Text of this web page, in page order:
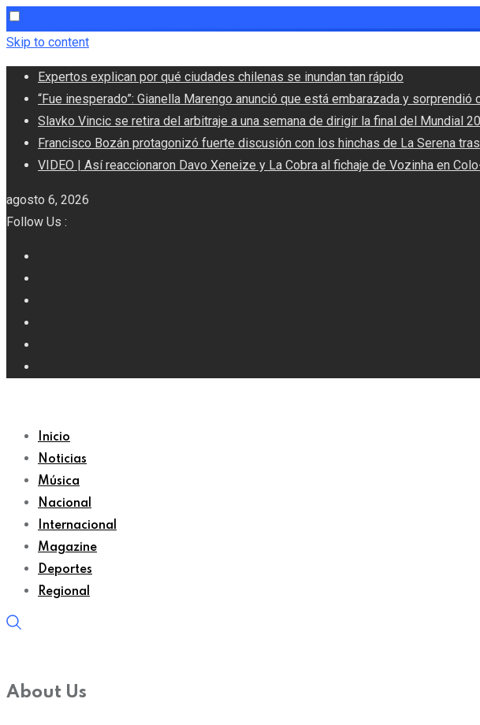
Skip to content
Expertos explican por qué ciudades chilenas se inundan tan rápido
“Fue inesperado”: Gianella Marengo anunció que está embarazada y
Slavko Vincic se retira del arbitraje a una semana de dirigir la final del Mundial
Francisco Bozán protagonizó fuerte discusión con los hinchas de La Serena
VIDEO | Así reaccionaron Davo Xeneize y La Cobra al fichaje de Vozinha en
agosto 6, 2026
Follow Us :
Inicio
Noticias
Música
Nacional
Internacional
Magazine
Deportes
Regional
About Us